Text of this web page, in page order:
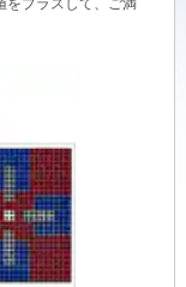
方
目の最新情報など、住
す。
ます。
、持続可能な未来志向
契約者さまとミサワホ
配信しています。
をプラスして、ご満